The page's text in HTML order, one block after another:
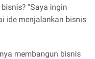
"Saya ingin
ide menjalankan bisnis
membangun bisnis